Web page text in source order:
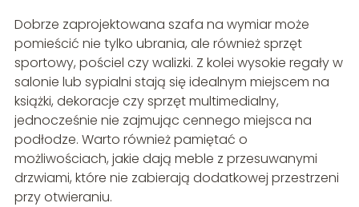
Dobrze zaprojektowana szafa na wymiar może
pomieścić nie tylko ubrania, ale również sprzęt
sportowy, pościel czy walizki. Z kolei wysokie regały w
salonie lub sypialni stają się idealnym miejscem na
książki, dekoracje czy sprzęt multimedialny,
jednocześnie nie zajmując cennego miejsca na
podłodze. Warto również pamiętać o
możliwościach, jakie dają meble z przesuwanymi
drzwiami, które nie zabierają dodatkowej przestrzeni
przy otwieraniu.